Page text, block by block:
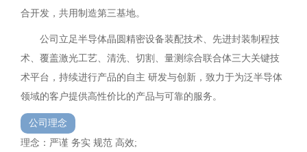
合开发，共用制造第三基地。
公司立足半导体晶圆精密设备装配技术、先进封装制程技
术、覆盖激光工艺、清洗、切割、量测综合联合体三大关键技
术平台，持续进行产品的自主 研发与创新，致力于为泛半导体
领域的客户提供高性价比的产品与可靠的服务。
公司理念
理念：严谨 务实 规范 高效;